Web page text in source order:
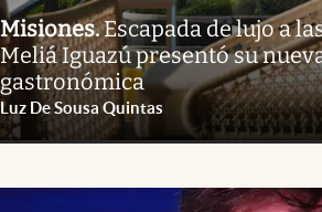
Misiones.Escapada de lujo a
Meliá Iguazú presentó su
gastronómica
Luz De Sousa Quintas